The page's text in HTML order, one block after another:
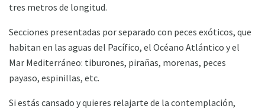
tres metros de longitud.
Secciones presentadas por separado con peces exóticos, que
habitan en las aguas del Pacífico, el Océano Atlántico y el
Mar Mediterráneo: tiburones, pirañas, morenas, peces
payaso, espinillas, etc.
Si estás cansado y quieres relajarte de la contemplación,